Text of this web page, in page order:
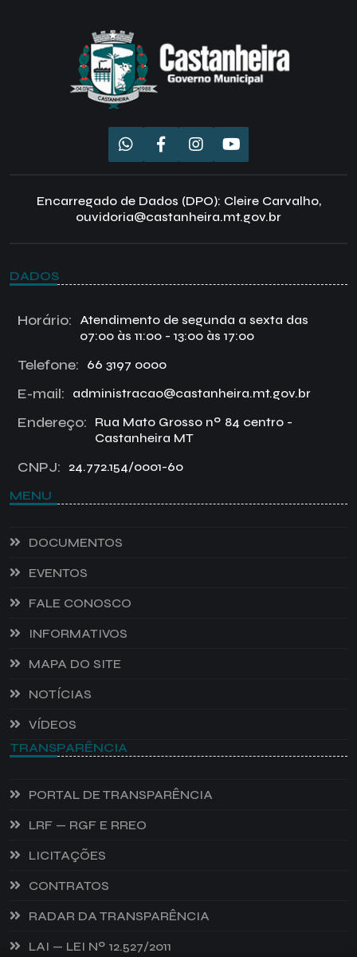
Encarregado de Dados (DPO): Cleire Carvalho,
ouvidoria@castanheira.mt.gov.br
DADOS
Horário:
Atendimento de segunda a sexta das
07:00 às 11:00 - 13:00 às 17:00
Telefone: 66 3197 0000
E-mail: administracao@castanheira.mt.gov.br
Endereço:
Rua Mato Grosso nº 84 centro -
Castanheira MT
CNPJ: 24.772.154/0001-60
MENU
DOCUMENTOS
EVENTOS
FALE CONOSCO
INFORMATIVOS
MAPA DO SITE
NOTÍCIAS
VÍDEOS
TRANSPARÊNCIA
PORTAL DE TRANSPARÊNCIA
LRF — RGF E RREO
LICITAÇÕES
CONTRATOS
RADAR DA TRANSPARÊNCIA
LAI — LEI Nº 12.527/2011